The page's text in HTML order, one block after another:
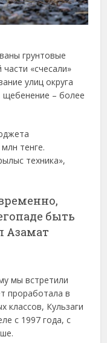
грунтовые
«счесали»
улиц округа
– более
тенге.
техника»,
быть
Азамат
мы встретили
проработала в
классов, Кульзаги
с 1997 года, с